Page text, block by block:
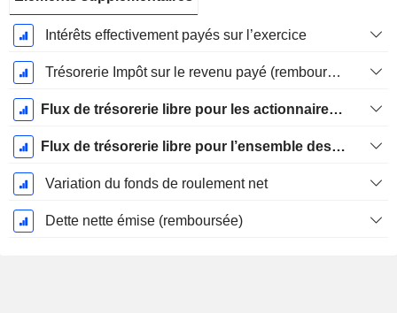
Intérêts effectivement payés sur l’exercice
Trésorerie Impôt sur le revenu payé (remboursement)Impôt effectivement payé (remboursé) sur l’exercice
Flux de trésorerie libre pour les actionnaires FCFE
Flux de trésorerie libre pour l’ensemble des pourvoyeurs de fonds (créanciers et actionnaires) FCFF
Variation du fonds de roulement net
Dette nette émise (remboursée)